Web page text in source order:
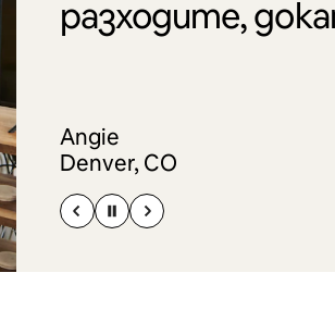
разходите,
Angie
Denver, CO